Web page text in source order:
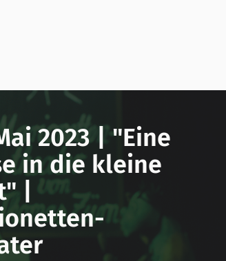
2023 | "Eine
in die kleine
|